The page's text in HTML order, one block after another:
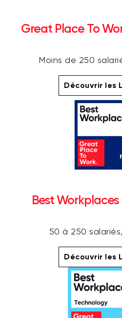
Great Place To
Moins de 250
Découvrir les
Best
50 à 250 salariés,
Découvrir les